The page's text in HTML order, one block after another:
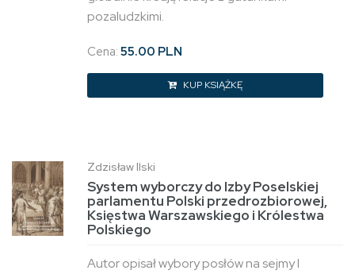
pozaludzkimi.
Cena: 55.00 PLN
KUP KSIĄŻKĘ
Zdzisław Ilski
System wyborczy do Izby Poselskiej
parlamentu Polski przedrozbiorowej,
Księstwa Warszawskiego i Królestwa
Polskiego
Autor opisał wybory posłów na sejmy I